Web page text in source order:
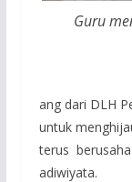
Guru
ang dari DLH
untuk
terus
adiwiyata.